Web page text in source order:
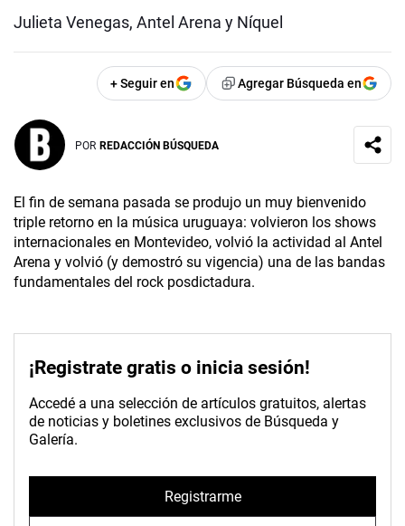
Julieta Venegas, Antel Arena y Níquel
+ Seguir en Agregar Búsqueda en
POR REDACCIÓN BÚSQUEDA
El fin de semana pasada se produjo un muy bienvenido
triple retorno en la música uruguaya: volvieron los shows
internacionales en Montevideo, volvió la actividad al Antel
Arena y volvió (y demostró su vigencia) una de las bandas
fundamentales del rock posdictadura.
¡Registrate gratis o inicia sesión!
Accedé a una selección de artículos gratuitos, alertas
de noticias y boletines exclusivos de Búsqueda y
Galería.
Registrarme